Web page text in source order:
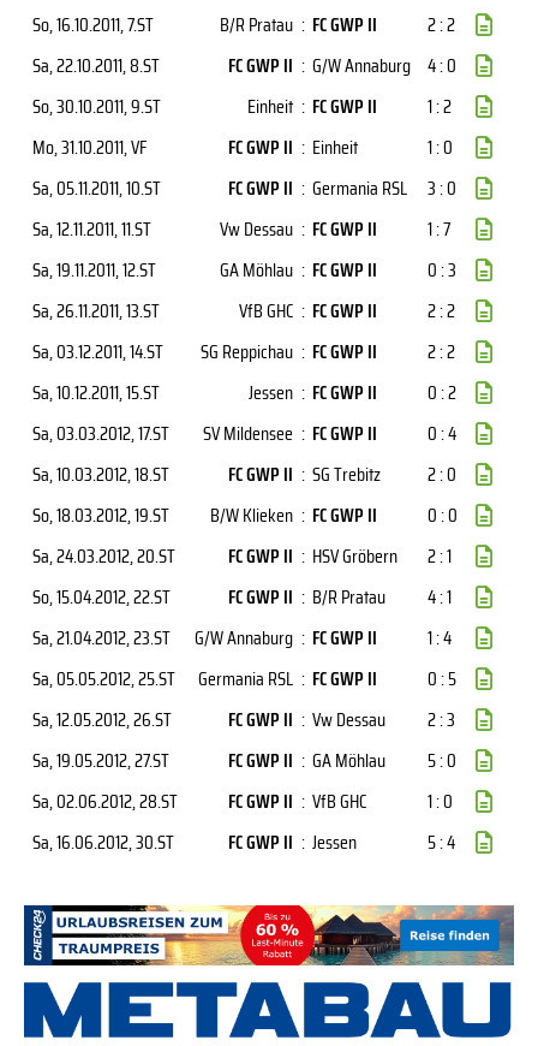
So, 16.10.2011, 7.ST B/R Pratau : FC GWP II
2 : 2
Sa, 22.10.2011, 8.ST FC GWP II : G/W Annaburg 4 : 0
So, 30.10.2011, 9.ST Einheit : FC GWP II
1 : 2
Mo, 31.10.2011, VF FC GWP II : Einheit
1 : 0
Sa, 05.11.2011, 10.ST FC GWP II : Germania RSL
3 : 0
Sa, 12.11.2011, 11.ST Vw Dessau : FC GWP II
1 : 7
Sa, 19.11.2011, 12.ST GA Möhlau : FC GWP II
0 : 3
Sa, 26.11.2011, 13.ST VfB GHC : FC GWP II
2 : 2
Sa, 03.12.2011, 14.ST SG Reppichau : FC GWP II
2 : 2
Sa, 10.12.2011, 15.ST Jessen : FC GWP II
0 : 2
Sa, 03.03.2012, 17.ST SV Mildensee : FC GWP II
0 : 4
Sa, 10.03.2012, 18.ST FC GWP II : SG Trebitz
2 : 0
So, 18.03.2012, 19.ST B/W Klieken : FC GWP II
0 : 0
Sa, 24.03.2012, 20.ST FC GWP II : HSV Gröbern
2 : 1
So, 15.04.2012, 22.ST FC GWP II : B/R Pratau
4 : 1
Sa, 21.04.2012, 23.ST G/W Annaburg : FC GWP II
1 : 4
Sa, 05.05.2012, 25.ST Germania RSL : FC GWP II
0 : 5
Sa, 12.05.2012, 26.ST FC GWP II : Vw Dessau
2 : 3
Sa, 19.05.2012, 27.ST FC GWP II : GA Möhlau
5 : 0
Sa, 02.06.2012, 28.ST FC GWP II : VfB GHC
1 : 0
Sa, 16.06.2012, 30.ST FC GWP II : Jessen 5 : 4